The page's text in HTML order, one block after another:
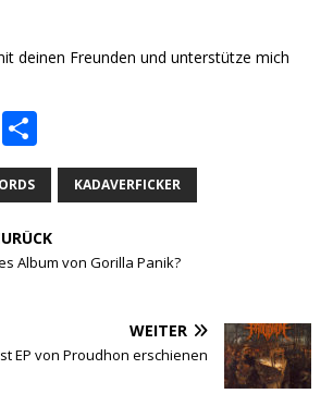
deinen Freunden und unterstütze mich
Pi
ei
le
n
KADAVERFICKER
Album von Gorilla Panik?
WEITER
EP von Proudhon erschienen